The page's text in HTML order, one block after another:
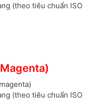
(theo tiêu chuẩn ISO
(theo tiêu chuẩn ISO